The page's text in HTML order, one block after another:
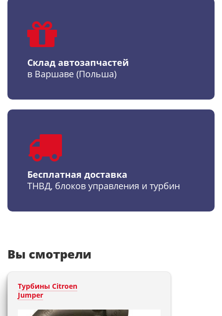
Склад автозапчастей
в Варшаве (Польша)
Бесплатная доставка
ТНВД, блоков управления и турбин
Вы смотрели
Турбины Citroen
Jumper